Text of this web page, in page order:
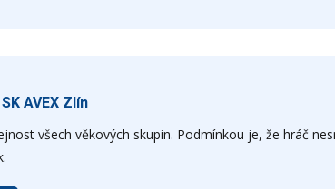
AVEX Zlín
všech věkových skupin. Podmínkou je, že hráč